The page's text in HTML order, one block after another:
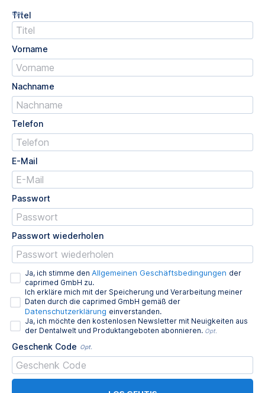
Titel
Opt.
Vorname
Nachname
Telefon
E-Mail
Passwort
Passwort wiederholen
Ja, ich stimme den Allgemeinen Geschäftsbedingungen der
caprimed GmbH zu.
Ich erkläre mich mit der Speicherung und Verarbeitung meiner
Daten durch die caprimed GmbH gemäß der
Datenschutzerklärung einverstanden.
Ja, ich möchte den kostenlosen Newsletter mit Neuigkeiten aus
der Dentalwelt und Produktangeboten abonnieren. Opt.
Geschenk Code Opt.